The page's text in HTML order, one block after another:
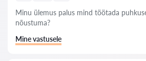
Minu ülemus palus mind töötada
nõustuma?
Mine vastusele